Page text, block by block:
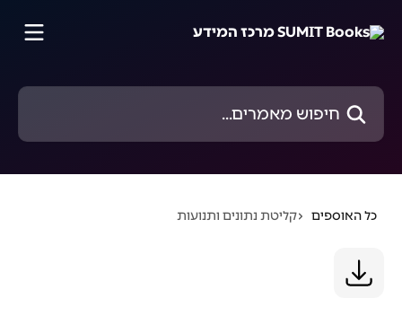
חיפוש מאמרים...
כל האוספים קליטת נתונים ותנועות